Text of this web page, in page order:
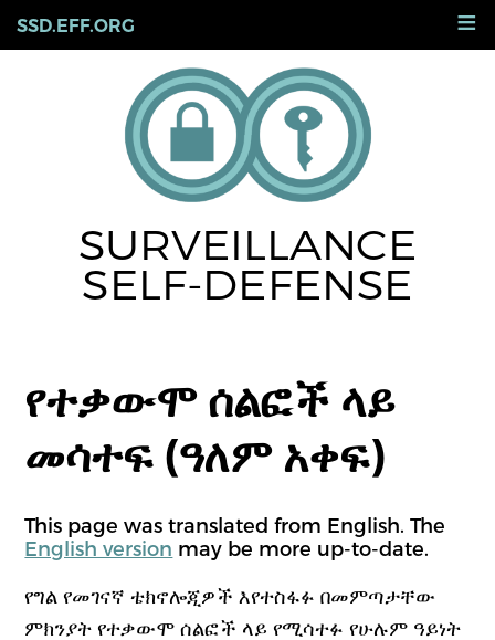
toSSD.EFF.ORG ≡
SURVEILLANCE
SELF-DEFENSE
የተቃውሞ ሰልፎች ላይ
መሳተፍ (ዓለም አቀፍ)
This page was translated from English. The
English version may be more up-to-date.
የግል የመገናኛ ቴክኖሎጂዎች እየተስፋፉ በመምጣታቸው
ምክንያት የተቃውሞ ሰልፎች ላይ የሚሳተፉ የሁሉም ዓይነት